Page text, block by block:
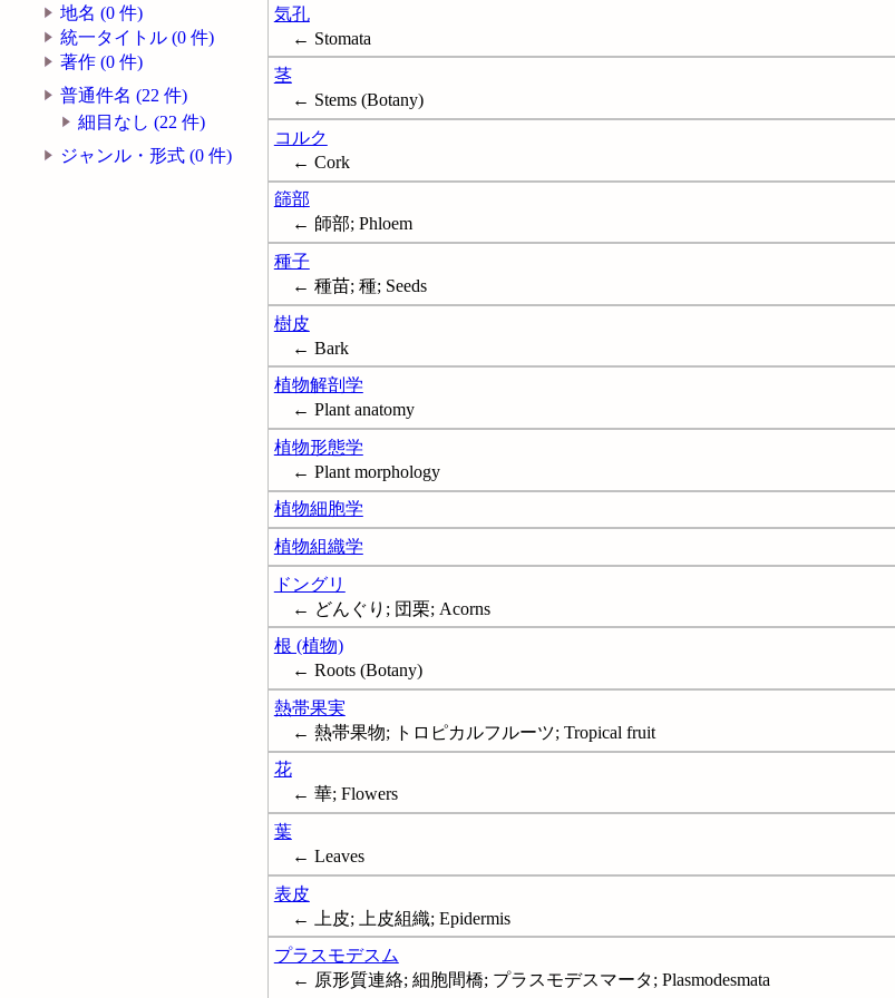
地名 (0 件)
統一タイトル (0 件)
著作 (0 件)
普通件名 (22 件)
細目なし (22 件)
ジャンル・形式 (0 件)
気孔
← Stomata
茎
← Stems (Botany)
コルク
← Cork
篩部
← 師部; Phloem
種子
← 種苗; 種; Seeds
樹皮
← Bark
植物解剖学
← Plant anatomy
植物形態学
← Plant morphology
植物細胞学
植物組織学
ドングリ
← どんぐり; 団栗; Acorns
根 (植物)
← Roots (Botany)
熱帯果実
← 熱帯果物; トロピカルフルーツ; Tropical fruit
花
← 華; Flowers
葉
← Leaves
表皮
← 上皮; 上皮組織; Epidermis
プラスモデスム
← 原形質連絡; 細胞間橋; プラスモデスマータ; Plasmodesmata